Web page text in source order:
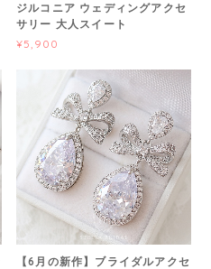
ジルコニア ウェディングアクセ
サリー 大人スイート
¥5,900
【6月の新作】ブライダルアクセ